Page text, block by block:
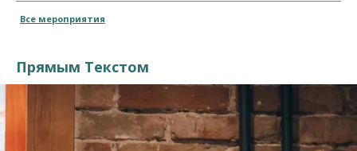
Все мероприятия
Прямым Текстом